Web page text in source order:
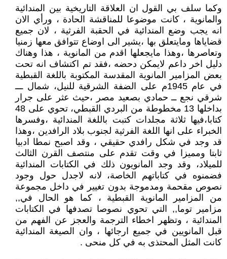
وكما سلف بي القول ان العلاقة التاريخية بين المندائية
والمانوية ، كانت موضوعا للمناقشة الحادة ، ورأي الان
انه يجب وضع المندائية في الحقبة الفرثية ، لان جميع
قضاياها ومايتعلق بها ،يشير الى اوضاع تتوافق معها زمنيا
وتعاصرها ،وهذا مايجعلها اقدم من المانوية ، هذا وهناك
دليل اخر داعم لايمكن دحضه ،فقد تم اكتشاف انه تحت
بعض المزامير المانوية المقدسة المكتوبة باللغة القبطية
في عام 1945م على الضفة الشرقية للنيل، شمال ـــ
شرقي نجع ــ حمادي بصعيد مصر ،حيث عثر على جرار
بداخلها 13 مخطوطة من البردي القبطي، تحوي على 48
كتابا،فيها ثلاثة مجلدات كتبت باللغة المندائية ،وفسرها
الخبراء على انها اللغة الفرثية لجنوب بلاد الرافدين ،وهذا
قد وجد في شكل رافدي حقيقي ، وقد اصبح نمطا ادبيا
ثابتا ومميزا في وقت تقدم على منتصف القرن الثالث
للميلاد، وقد وجد المانويون ذلك في الكتابات المندائية
فضمنوه في كتاباتهم الخاصة، لانه لاجدل حول وجود
نصوص مقحمة ومدموجة بدون تغيير في داخل مجموعة
من المزامير المانوية القبطية ، كما هو الحال في,,
مزامير توما,, التي تحوي نصوصا تصدفها في الكتابات
المندائية ، وتظهر اخطاء الترجمة والعجز عن الفهم من
قبل المانويين في جميع ارجائها ، وان الصيغة المندائية
كانت المثل المحتذى به في كل منحى .